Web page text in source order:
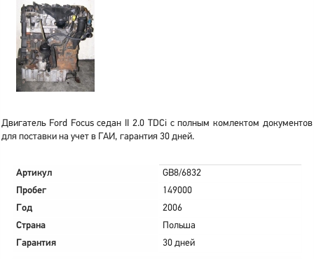
Двигатель Ford Focus седан II 2.0 TDCi с полным комлектом документов
для поставки на учет в ГАИ, гарантия 30 дней.
Артикул
GB8/6832
Пробег
149000
Год
2006
Страна
Польша
Гарантия
30 дней